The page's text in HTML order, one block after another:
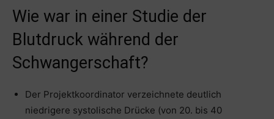
Wie war in einer Studie der
Blutdruck während der
Schwangerschaft?
Der Projektkoordinator verzeichnete deutlich
niedrigere systolische Drücke (von 20. bis 40